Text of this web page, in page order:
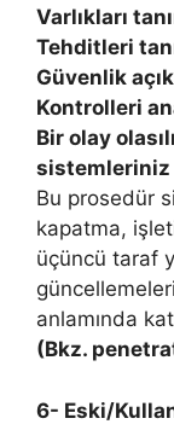
Varlıkları
Tehditleri
Güvenlik
Kontrolleri
Bir olay
sistemleriniz
Bu prosedür
kapatma,
üçüncü taraf
anlamında
(Bkz.
6- Eski/